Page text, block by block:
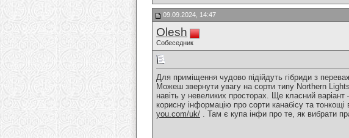
09.09.2024, 14:47
Olesh
Собеседник
Для приміщення чудово підійдуть гібриди з
Можеш звернути увагу на сорти типу Northern
навіть у невеликих просторах. Ще класний
корисну інформацію про сорти канабісу та
you.com/uk/ . Там є купа інфи про те, як вибрати